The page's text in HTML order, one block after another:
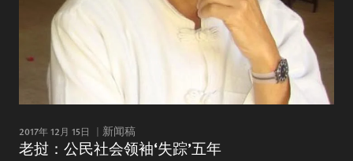
2017年 12月 15日 新闻稿
老挝：公民社会领袖‘失踪’五年